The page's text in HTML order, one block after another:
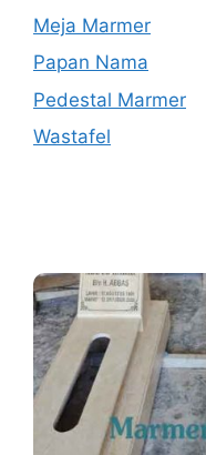
Meja Marmer
Papan Nama
Pedestal Marmer
Wastafel